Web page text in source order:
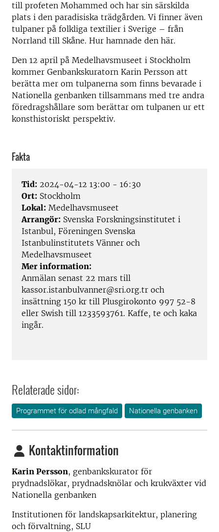
till profeten Mohammed och har sin särskilda
plats i den paradisiska trädgården. Vi finner även
tulpaner på folkliga textilier i Sverige – från
Norrland till Skåne. Hur hamnade den här.
Den 12 april på Medelhavsmuseet i Stockholm
kommer Genbankskuratorn Karin Persson att
berätta mer om tulpanerna som finns bevarade i
Nationella genbanken tillsammans med tre andra
föredragshållare som berättar om tulpanen ur ett
konsthistoriskt perspektiv.
Fakta
Tid: 2024-04-12 13:00 - 16:30
Ort: Stockholm
Lokal: Medelhavsmuseet
Arrangör: Svenska Forskningsinstitutet i
Istanbul, Föreningen Svenska
Istanbulinstitutets Vänner och
Medelhavsmuseet
Mer information:
Anmälan senast 22 mars till
kassor.istanbulvanner@sri.org.tr och
insättning 150 kr till Plusgirokonto 997 52-8
eller Swish till 1233593761. Kaffe, te och kaka
ingår.
Relaterade sidor:
Programmet för odlad mångfald Nationella genbanken
Kontaktinformation
Karin Persson, genbankskurator för
prydnadslökar, prydnadsknölar och krukväxter vid
Nationella genbanken
Institutionen för landskapsarkitektur, planering
och förvaltning, SLU